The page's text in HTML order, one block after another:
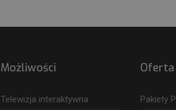
Możliwości
Telewizja interaktywna
Oferta
Pakiety